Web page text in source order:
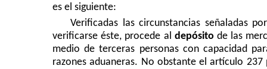
es el siguiente:
Verificadas las circunstancias señaladas
verificarse éste, procede al depósito de las
medio de terceras personas con capacidad
razones aduaneras. No obstante el artículo